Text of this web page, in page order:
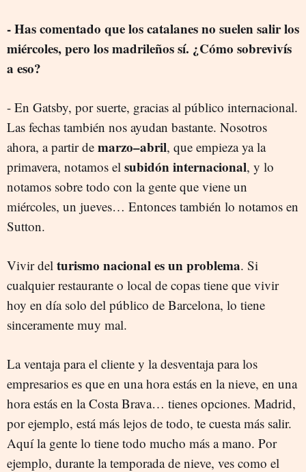
- Has comentado que los catalanes no suelen salir los
miércoles, pero los madrileños sí. ¿Cómo sobrevivís
a eso?
- En Gatsby, por suerte, gracias al público internacional.
Las fechas también nos ayudan bastante. Nosotros
ahora, a partir de marzo–abril, que empieza ya la
primavera, notamos el subidón internacional, y lo
notamos sobre todo con la gente que viene un
miércoles, un jueves… Entonces también lo notamos en
Sutton.
Vivir del turismo nacional es un problema. Si
cualquier restaurante o local de copas tiene que vivir
hoy en día solo del público de Barcelona, lo tiene
sinceramente muy mal.
La ventaja para el cliente y la desventaja para los
empresarios es que en una hora estás en la nieve, en una
hora estás en la Costa Brava… tienes opciones. Madrid,
por ejemplo, está más lejos de todo, te cuesta más salir.
Aquí la gente lo tiene todo mucho más a mano. Por
ejemplo, durante la temporada de nieve, ves como el